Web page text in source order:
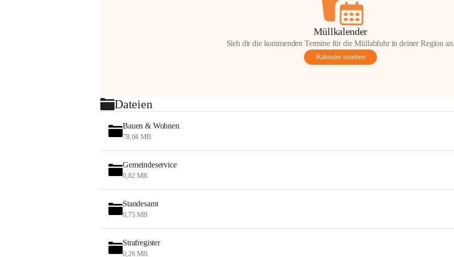
Müllkalender
Sieh dir die kommenden Termine für die Müllabfuhr in deiner Region
Kalender ansehen
Dateien
Bauen & Wohnen
78,04 MB
Gemeindeservice
0,82 MB
Standesamt
0,75 MB
Strafregister
0,26 MB